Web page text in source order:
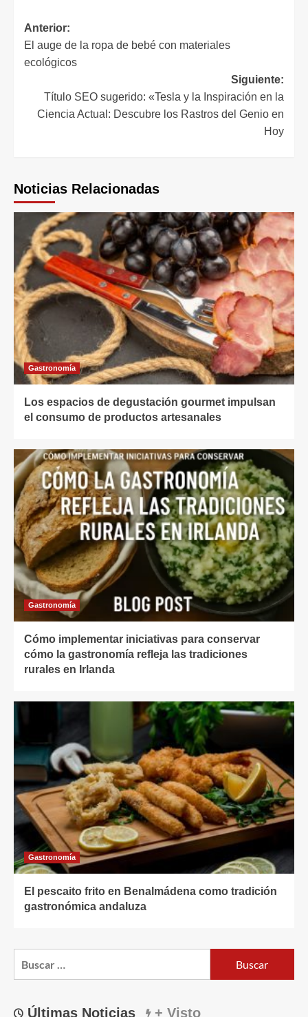
Navegación
de
entradas
Anterior:
El auge de la ropa de bebé con materiales
ecológicos
Siguiente:
Título SEO sugerido: «Tesla y la Inspiración en la
Ciencia Actual: Descubre los Rastros del Genio en
Hoy
Noticias Relacionadas
Gastronomía
Los espacios de degustación gourmet impulsan
el consumo de productos artesanales
Gastronomía
Cómo implementar iniciativas para conservar
cómo la gastronomía refleja las tradiciones
rurales en Irlanda
Gastronomía
El pescaito frito en Benalmádena como tradición
gastronómica andaluza
Últimas Noticias + Visto